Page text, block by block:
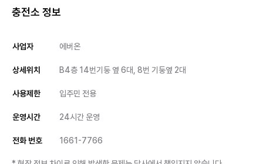
충전소 정보
사업자 에버온
상세위치 B4층 14번기둥 옆 6대, 8번 기둥옆 2대
사용제한 입주민 전용
운영시간 24시간 운영
전화 번호 1661-7766